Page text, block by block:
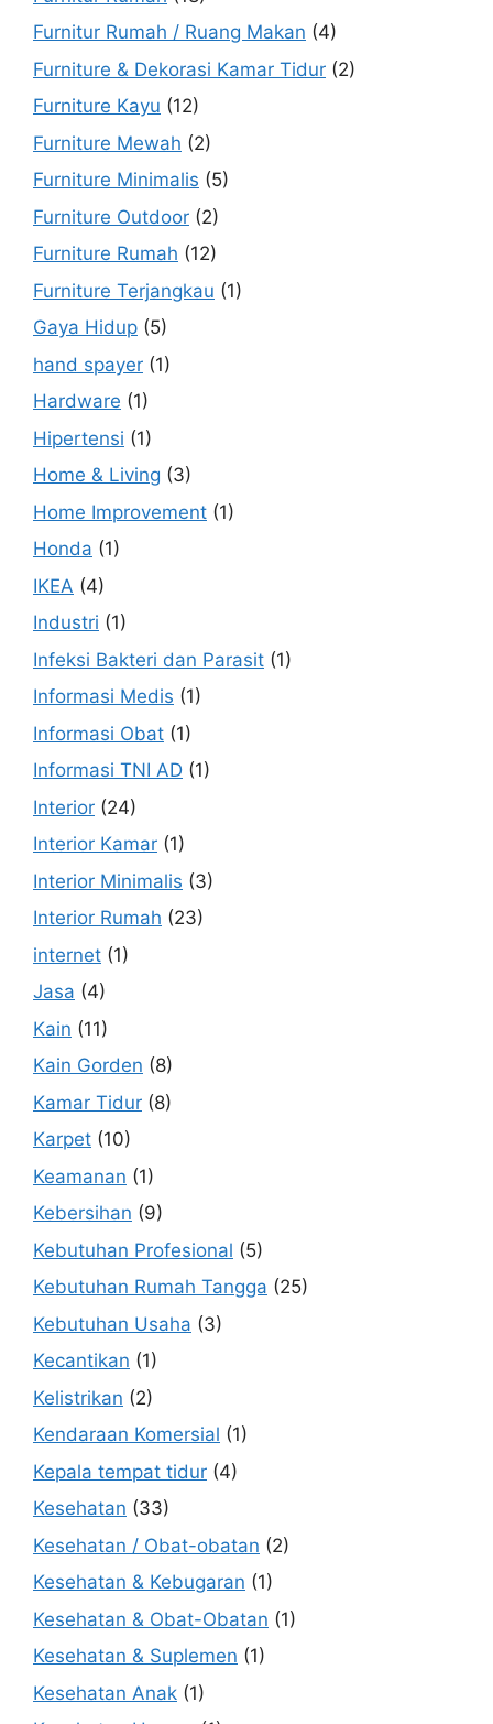
Furnitur Rumah / Ruang Makan (4)
Furniture & Dekorasi Kamar Tidur (2)
Furniture Kayu (12)
Furniture Mewah (2)
Furniture Minimalis (5)
Furniture Outdoor (2)
Furniture Rumah (12)
Furniture Terjangkau (1)
Gaya Hidup (5)
hand spayer (1)
Hardware (1)
Hipertensi (1)
Home & Living (3)
Home Improvement (1)
Honda (1)
IKEA (4)
Industri (1)
Infeksi Bakteri dan Parasit (1)
Informasi Medis (1)
Informasi Obat (1)
Informasi TNI AD (1)
Interior (24)
Interior Kamar (1)
Interior Minimalis (3)
Interior Rumah (23)
internet (1)
Jasa (4)
Kain (11)
Kain Gorden (8)
Kamar Tidur (8)
Karpet (10)
Keamanan (1)
Kebersihan (9)
Kebutuhan Profesional (5)
Kebutuhan Rumah Tangga (25)
Kebutuhan Usaha (3)
Kecantikan (1)
Kelistrikan (2)
Kendaraan Komersial (1)
Kepala tempat tidur (4)
Kesehatan (33)
Kesehatan / Obat-obatan (2)
Kesehatan & Kebugaran (1)
Kesehatan & Obat-Obatan (1)
Kesehatan & Suplemen (1)
Kesehatan Anak (1)